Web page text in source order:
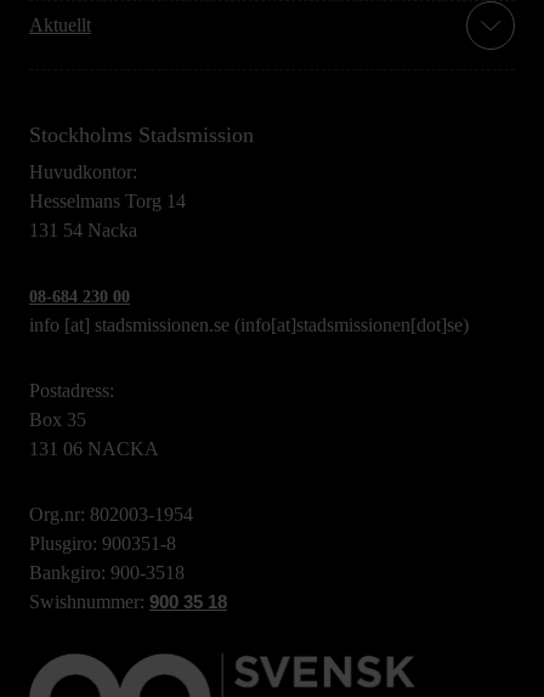
Aktuellt
Stockholms Stadsmission
Huvudkontor:
Hesselmans Torg 14
131 54 Nacka
08-684 230 00
info [at] stadsmissionen.se (info[at]stadsmissionen[dot]se)
Postadress:
Box 35
131 06 NACKA
Org.nr: 802003-1954
Plusgiro: 900351-8
Bankgiro: 900-3518
Swishnummer: 900 35 18